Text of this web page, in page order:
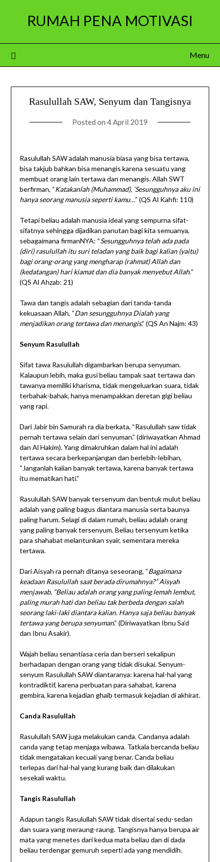
RUMAH PENA MOTIVASI
Menu
Rasulullah SAW, Senyum dan Tangisnya
Posted on 4 April 2019
Rasulullah SAW adalah manusia biasa yang bisa tertawa,
bisa takjub bahkan bisa menangis karena sesuatu yang
membuat orang lain tertawa dan menangis. Allah SWT
berfirman, “Katakanlah (Muhammad), ‘Sesungguhnya aku ini
hanya seorang manusia seperti kamu…” (QS Al Kahfi: 110)
Tetapi beliau adalah manusia ideal yang sempurna sifat-
sifatnya sehingga dijadikan panutan bagi kita semuanya,
sebagaimana firmanNYA: “Sesungguhnya telah ada pada
(diri) rasulullah itu suri teladan yang baik bagi kalian (yaitu)
bagi orang-orang yang mengharap (rahmat) Allah dan
(kedatangan) hari kiamat dan dia banyak menyebut Allah.”
(QS Al Ahzab: 21)
Tawa dan tangis adalah sebagian dari tanda-tanda
kekuasaan Allah, “Dan sesungguhnya Dialah yang
menjadikan orang tertawa dan menangis.” (QS An Najm: 43)
Senyum Rasulullah
Sifat tawa Rasulullah digambarkan berupa senyuman.
Kalaupun lebih, maka gusi beliau tampak saat tertawa dan
tawanya memiliki kharisma, tidak mengeluarkan suara, tidak
terbahak-bahak, hanya menampakkan deretan gigi beliau
yang rapi.
Dari Jabir bin Samurah ra dia berkata, “Rasulullah saw tidak
pernah tertawa selain dari senyuman.” (diriwayatkan Ahmad
dan Al Hakim). Yang dimakruhkan dalam hal ini adalah
tertawa secara berkepanjangan dan berlebih-lebihan,
“Janganlah kalian banyak tertawa, karena banyak tertawa
itu mematikan hati.”
Rasulullah SAW banyak tersenyum dan bentuk mulut beliau
adalah yang paling bagus diantara manusia serta baunya
paling harum. Selagi di dalam rumah, beliau adalah orang
yang paling banyak tersenyum. Beliau tersenyum ketika
para shahabat melantunkan syair, sementara mereka
tertawa.
Dari Aisyah ra pernah ditanya seseorang, “Bagaimana
keadaan Rasulullah saat berada dirumahnya?” Aisyah
menjawab, “Beliau adalah orang yang paling lemah lembut,
paling murah hati dan beliau tak berbeda dengan salah
seorang laki-laki diantara kalian. Hanya saja beliau banyak
tertawa yang berupa senyuman.” (Diriwayatkan Ibnu Sa’d
dan Ibnu Asakir).
Wajah beliau senantiasa ceria dan berseri sekalipun
berhadapan dengan orang yang tidak disukai. Senyum-
senyum Rasulullah SAW diantaranya: karena hal-hal yang
kontradiktif, karena perbuatan para sahabat, karena
gembira, karena kejadian ghaib termasuk kejadian di akhirat.
Canda Rasulullah
Rasulullah SAW juga melakukan canda. Candanya adalah
canda yang tetap menjaga wibawa. Tatkala bercanda beliau
tidak mengatakan kecuali yang benar. Canda beliau
terlepas dari hal-hal yang kurang baik dan dilakukan
sesekali waktu.
Tangis Rasulullah
Adapun tangis Rasulullah SAW tidak disertai sedu-sedan
dan suara yang meraung-raung. Tangisnya hanya berupa air
mata yang menetes dari kedua mata beliau dan di dada
beliau terdengar gemuruh seperti ada yang mendidih.